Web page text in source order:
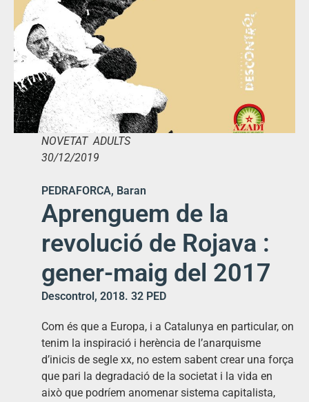
NOVETAT ADULTS
30/12/2019
PEDRAFORCA, Baran
Aprenguem de la
revolució de Rojava :
gener-maig del 2017
Descontrol, 2018. 32 PED
Com és que a Europa, i a Catalunya en particular, on
tenim la inspiració i herència de l’anarquisme
d’inicis de segle xx, no estem sabent crear una força
que pari la degradació de la societat i la vida en
això que podríem anomenar sistema capitalista,